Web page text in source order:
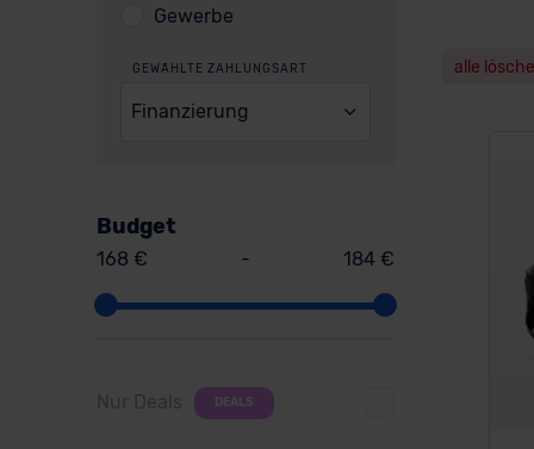
Gewerbe
GEWÄHLTE ZAHLUNGSART
Finanzierung
Budget
168 € - 184 €
Nur Deals DEALS
alle